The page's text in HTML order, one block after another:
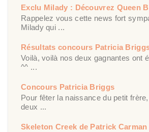
Exclu Milady : Découvrez Queen
Rappelez vous cette news fort
Milady qui ...
Résultats concours Patricia
Voilà, voilà nos deux gagnantes ont
^^ ...
Concours Patricia Briggs
Pour fêter la naissance du petit
deux ...
Skeleton Creek de Patrick Carman